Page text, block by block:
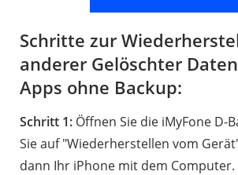
Schritte zur
anderer Gelöschter
Apps ohne Backup:
Schritt 1: Öffnen Sie die iMyFone D-
Sie auf "Wiederherstellen vom
dann Ihr iPhone mit dem Computer.